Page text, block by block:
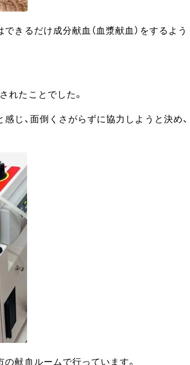
きるだけ成分献血（血漿献血）をするよう
れたことでした。
じ、面倒くさがらずに協力しようと決め、
献血ルームで行っています。